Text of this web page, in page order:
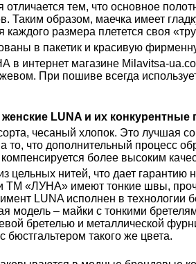
отличается тем, что основное
Таким образом, маечка имеет
размера плетется своя
в пакетик и красивую
в интернет магазине Milavitsa-
При пошиве всегда
LUNA и их конкурентные
чесаный хлопок. Это лучшая
то, что дополнительный процесс
более высоким
цельных нитей, что дает гарантию
ТМ «ЛУНА» имеют тонкие швы,
LUNA исполнен в технологии
модель – майки с тонкими
бретелью и металлической
бюстгальтером такого же цвета.